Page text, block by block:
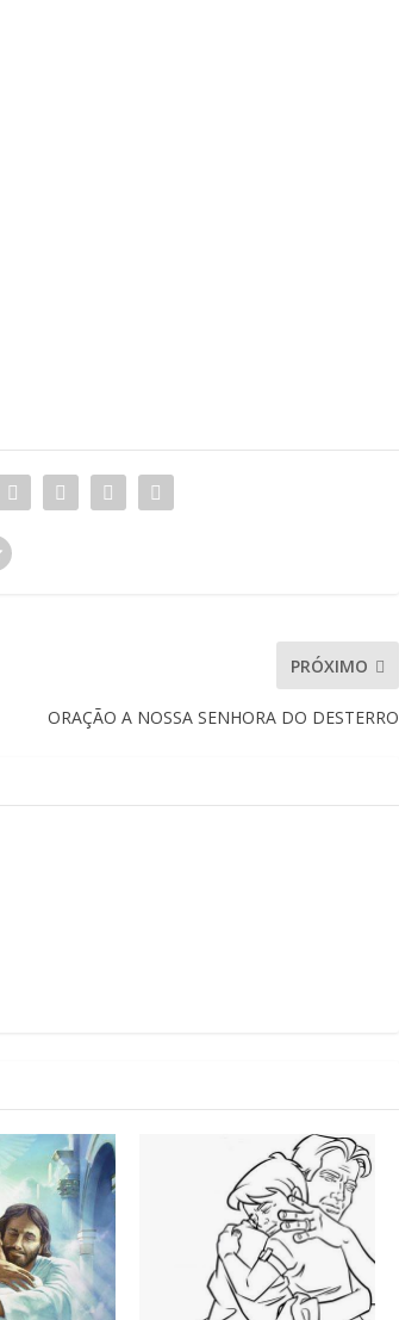
PRÓXIMO
ORAÇÃO A NOSSA SENHORA DO DESTERRO